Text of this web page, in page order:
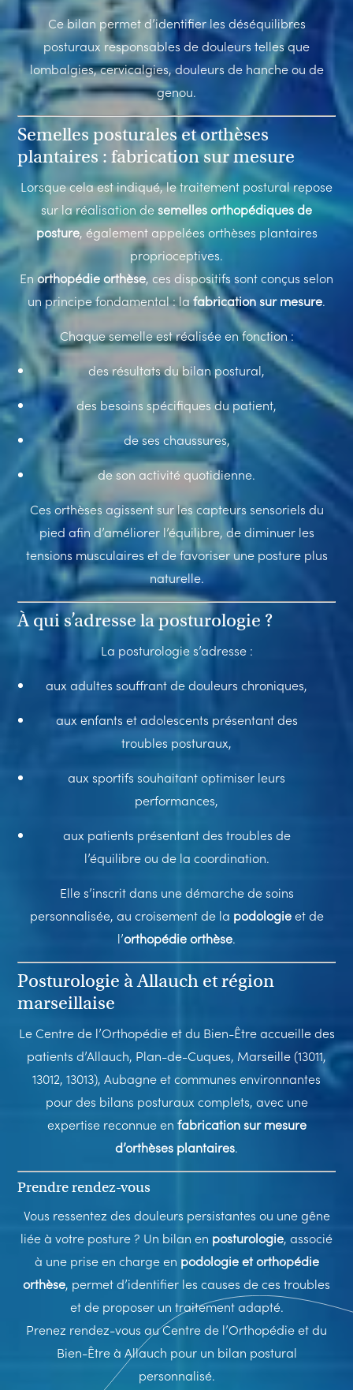
Ce bilan permet d’identifier les déséquilibres
posturaux responsables de douleurs telles que
lombalgies, cervicalgies, douleurs de hanche ou de
genou.
Semelles posturales et orthèses
plantaires : fabrication sur mesure
Lorsque cela est indiqué, le traitement postural repose
sur la réalisation desemelles orthopédiques de
posture, également appelées orthèses plantaires
proprioceptives.
En orthopédie orthèse, ces dispositifs sont conçus selon
un principe fondamental : lafabrication sur mesure.
Chaque semelle est réalisée en fonction :
des résultats du bilan postural,
des besoins spécifiques du patient,
de ses chaussures,
de son activité quotidienne.
Ces orthèses agissent sur les capteurs sensoriels du
pied afin d’améliorer l’équilibre, de diminuer les
tensions musculaires et de favoriser une posture plus
naturelle.
À qui s’adresse la posturologie ?
La posturologie s’adresse :
aux adultes souffrant de douleurs chroniques,
aux enfants et adolescents présentant des
troubles posturaux,
aux sportifs souhaitant optimiser leurs
performances,
aux patients présentant des troubles de
l’équilibre ou de la coordination.
Elle s’inscrit dans une démarche de soins
personnalisée, au croisement de la podologieet de
l’orthopédie orthèse.
Posturologie à Allauch et région
marseillaise
Le Centre de l’Orthopédie et du Bien-Être accueille des
patients d’Allauch, Plan-de-Cuques, Marseille (13011,
13012, 13013), Aubagne et communes environnantes
pour des bilans posturaux complets, avec une
expertise reconnue en fabrication sur mesure
d’orthèses plantaires.
Prendre rendez-vous
Vous ressentez des douleurs persistantes ou une gêne
liée à votre posture ? Un bilan en posturologie, associé
à une prise en charge en podologie et orthopédie
orthèse, permet d’identifier les causes de ces troubles
et de proposer un traitement adapté.
Prenez rendez-vous au Centre de l’Orthopédie et du
Bien-Être à Allauch pour un bilan postural
personnalisé.